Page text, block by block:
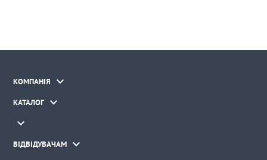
КОМПАНІЯ 
КАТАЛОГ 

ВІДВІДУВАЧАМ 